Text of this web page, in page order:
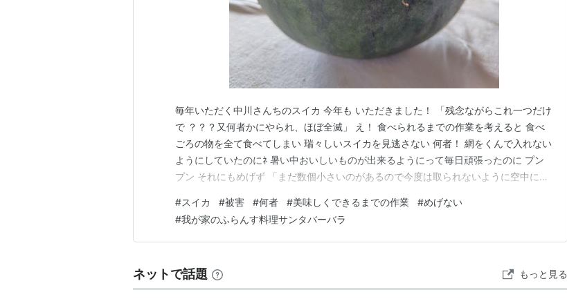
毎年いただく中川さんちのスイカ 今年も いただきました！ 「残念ながらこれ一つだけ
で ？？？又何者かにやられ、ほぼ全滅」 え！ 食べられるまでの作業を考えると 食べ
ごろの物を全て食べてしまい 瑞々しいスイカを見逃さない 何者！ 網をくんで入れない
ようにしていたのにﾈ 暑い中おいしいものが出来るようにって毎日頑張ったのに プン
プン それにもめげず 「まだ数個小さいのがあるので今度は取られないように空中にぶ
て美味しくいただきます！
#スイカ #被害 #何者 #美味しくできるまでの作業 #めげない
#我が家のふらんす料理サンタバーバラ
ネットで話題 もっと見る